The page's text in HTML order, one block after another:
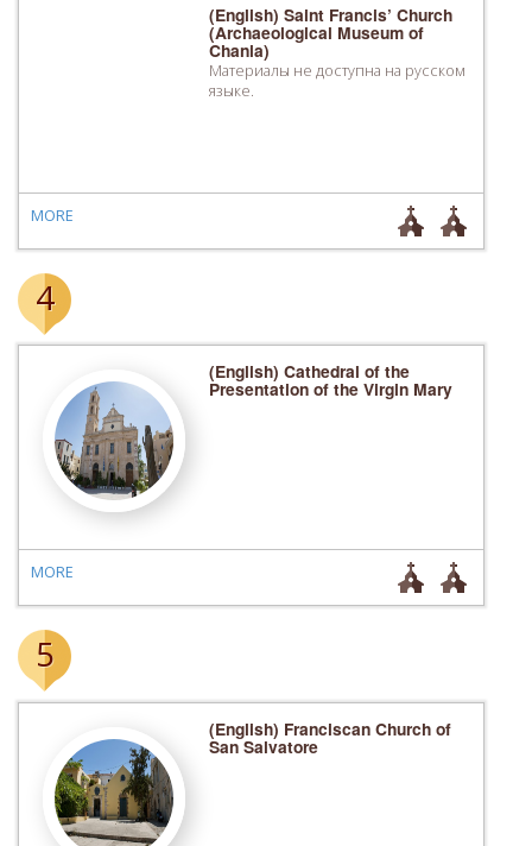
(English) Saint Francis’ Church
(Archaeological Museum of
Chania)
Материалы не доступна на русском
языке.
MORE
4
(English) Cathedral of the
Presentation of the Virgin Mary
MORE
5
(English) Franciscan Church of
San Salvatore